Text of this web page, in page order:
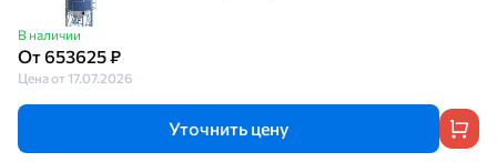
В наличии
От 653625 ₽
Цена от 17.07.2026
Уточнить цену